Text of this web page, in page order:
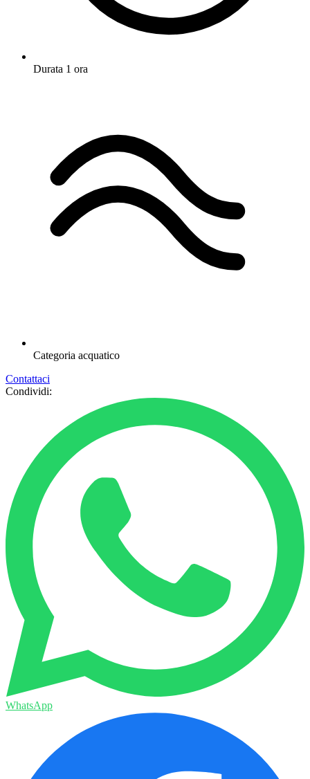
Durata 1 ora
Categoria acquatico
Contattaci
Condividi:
WhatsApp